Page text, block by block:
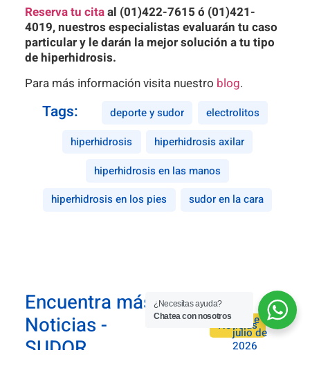
Reserva tu citaal (01)422-7615 ó (01)421-
4019, nuestros especialistas evaluarán tu caso
particular y le darán la mejor solución a tu tipo
de hiperhidrosis.
Para más información visita nuestro blog.
Tags: deporte y sudor
electrolitos
hiperhidrosis
hiperhidrosis axilar
hiperhidrosis en las manos
hiperhidrosis en los pies
sudor en la cara
Encuentra más
Noticias -
SUDOR
Noticias
21 de
julio de
2026
¿Necesitas ayuda?
Chatea con nosotros